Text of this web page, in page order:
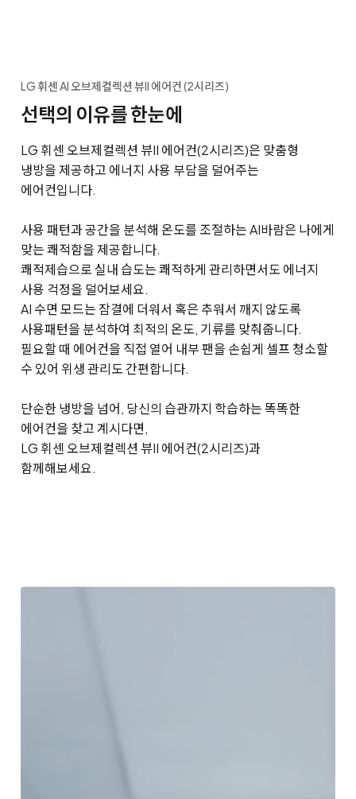
LG 휘센 AI 오브제컬렉션 뷰II 에어컨 (2시리즈)
선택의 이유를 한눈에
LG 휘센 오브제컬렉션 뷰II 에어컨(2시리즈)은 맞춤형
냉방을 제공하고 에너지 사용 부담을 덜어주는
에어컨입니다.
사용 패턴과 공간을 분석해 온도를 조절하는 AI바람은 나에게
맞는 쾌적함을 제공합니다.
쾌적제습으로 실내 습도는 쾌적하게 관리하면서도 에너지
사용 걱정을 덜어보세요.
AI 수면 모드는 잠결에 더워서 혹은 추워서 깨지 않도록
사용패턴을 분석하여 최적의 온도, 기류를 맞춰줍니다.
필요할 때 에어컨을 직접 열어 내부 팬을 손쉽게 셀프 청소할
수 있어 위생 관리도 간편합니다.
단순한 냉방을 넘어, 당신의 습관까지 학습하는 똑똑한
에어컨을 찾고 계시다면,
LG 휘센 오브제컬렉션 뷰II 에어컨(2시리즈)과
함께해보세요.